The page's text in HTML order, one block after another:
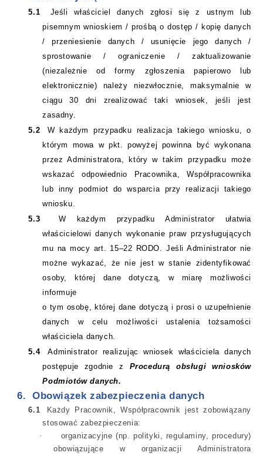
5.1
Jeśli właściciel danych zgłosi się z ustnym lub
pisemnym wnioskiem / prośbą o dostęp / kopię danych
/ przeniesienie danych / usunięcie jego danych /
sprostowanie / ograniczenie / zaktualizowanie
(niezależnie od formy zgłoszenia papierowo lub
elektronicznie) należy niezwłocznie, maksymalnie w
ciągu 30 dni zrealizować taki wniosek, jeśli jest
zasadny.
5.2
W każdym przypadku realizacja takiego wniosku, o
którym mowa w pkt. powyżej powinna być wykonana
przez Administratora, który w takim przypadku może
wskazać odpowiednio Pracownika, Współpracownika
lub inny podmiot do wsparcia przy realizacji takiego
wniosku.
5.3
W każdym przypadku Administrator ułatwia
właścicielowi danych wykonanie praw przysługujących
mu na mocy art. 15–22 RODO. Jeśli Administrator nie
możne wykazać, że nie jest w stanie zidentyfikować
osoby, której dane dotyczą, w miarę możliwości
informuje
o tym osobę, której dane dotyczą i prosi o uzupełnienie
danych w celu możliwości ustalenia tożsamości
właściciela danych.
5.4
Administrator realizując wniosek właściciela danych
postępuje zgodnie z Procedurą obsługi wniosków
Podmiotów danych.
6. Obowiązek zabezpieczenia danych
6.1
Każdy Pracownik, Współpracownik jest zobowiązany
stosować zabezpieczenia:
·
organizacyjne (np. polityki, regulaminy, procedury)
obowiązujące w organizacji Administratora